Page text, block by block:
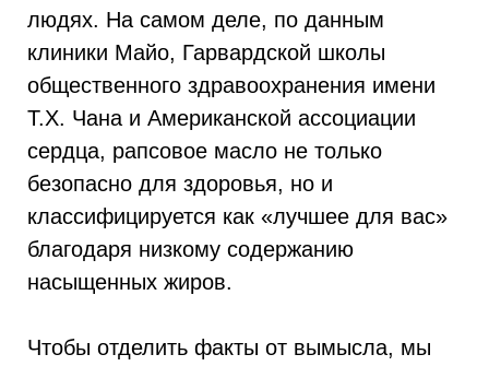
людях. На самом деле, по данным
клиники Майо, Гарвардской школы
общественного здравоохранения имени
Т.Х. Чана и Американской ассоциации
сердца, рапсовое масло не только
безопасно для здоровья, но и
классифицируется как «лучшее для вас»
благодаря низкому содержанию
насыщенных жиров.
Чтобы отделить факты от вымысла, мы